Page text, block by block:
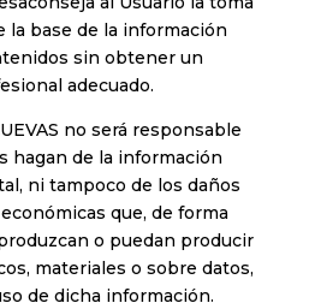
la base de la información
sin obtener un
adecuado.
no será responsable
hagan de la información
ni tampoco de los daños
que, de forma
o puedan producir
materiales o sobre datos,
de dicha información.